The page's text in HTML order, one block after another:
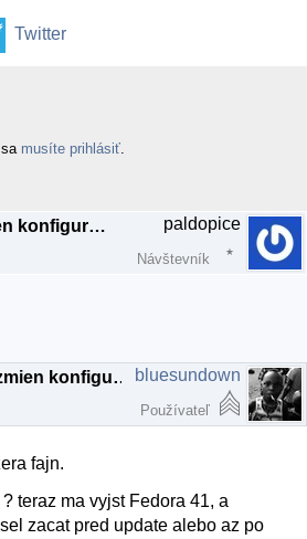
Twitter
musíte prihlásiť
RE: Sledovanie zmien konfiguracii v systeme paldopice
Návštevník
RE: Sledovanie zmien konfiguracii v systeme bluesundown
Používateľ
fajn.
teraz ma vyjst Fedora 41, a
zacat pred update alebo az po